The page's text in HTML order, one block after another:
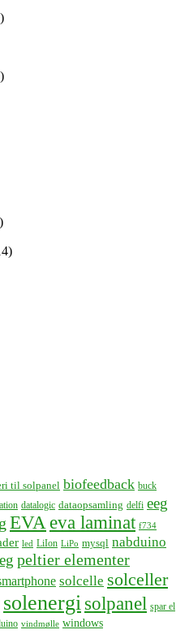
til solpanel biofeedback buck
datalogic dataopsamling delfi eeg
EVA eva laminat f734
led LiIon LiPo mysql nabduino
peltier elementer
solcelle solceller
solenergisolpanel spar el
vindmølle windows